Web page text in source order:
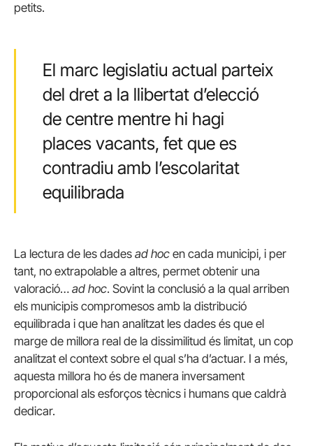
petits.
El marc legislatiu actual parteix
del dret a la llibertat d’elecció
de centre mentre hi hagi
places vacants, fet que es
contradiu amb l’escolaritat
equilibrada
La lectura de les dades ad hoc en cada municipi, i per
tant, no extrapolable a altres, permet obtenir una
valoració… ad hoc. Sovint la conclusió a la qual arriben
els municipis compromesos amb la distribució
equilibrada i que han analitzat les dades és que el
marge de millora real de la dissimilitud és limitat, un cop
analitzat el context sobre el qual s’ha d’actuar. I a més,
aquesta millora ho és de manera inversament
proporcional als esforços tècnics i humans que caldrà
dedicar.